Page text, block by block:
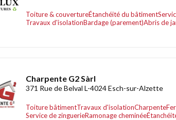
Toiture & couvertureÉtanchéité du bâtiment
Travaux d'isolationBardage (parement)Abris de
Charpente G2 Sàrl
371 Rue de Belval L-4024 Esch-sur-Alzette
Toiture bâtimentTravaux d'isolationCharpente
Service de zinguerieRamonage cheminée